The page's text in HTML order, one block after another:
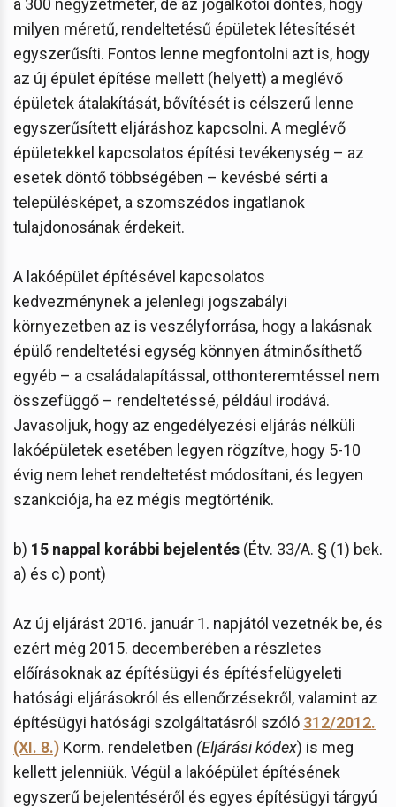
milyen méretű, rendeltetésű épületek létesítését
egyszerűsíti. Fontos lenne megfontolni azt is, hogy
az új épület építése mellett (helyett) a meglévő
épületek átalakítását, bővítését is célszerű lenne
egyszerűsített eljáráshoz kapcsolni. A meglévő
épületekkel kapcsolatos építési tevékenység – az
esetek döntő többségében – kevésbé sérti a
településképet, a szomszédos ingatlanok
tulajdonosának érdekeit.
A lakóépület építésével kapcsolatos
kedvezménynek a jelenlegi jogszabályi
környezetben az is veszélyforrása, hogy a lakásnak
épülő rendeltetési egység könnyen átminősíthető
egyéb – a családalapítással, otthonteremtéssel nem
összefüggő – rendeltetéssé, például irodává.
Javasoljuk, hogy az engedélyezési eljárás nélküli
lakóépületek esetében legyen rögzítve, hogy 5-10
évig nem lehet rendeltetést módosítani, és legyen
szankciója, ha ez mégis megtörténik.
b) 15 nappal korábbi bejelentés (Étv. 33/A. § (1) bek.
a) és c) pont)
Az új eljárást 2016. január 1. napjától vezetnék be, és
ezért még 2015. decemberében a részletes
előírásoknak az építésügyi és építésfelügyeleti
hatósági eljárásokról és ellenőrzésekről, valamint az
építésügyi hatósági szolgáltatásról szóló 312/2012.
(XI. 8.) Korm. rendeletben (Eljárási kódex) is meg
kellett jelenniük. Végül a lakóépület építésének
egyszerű bejelentéséről és egyes építésügyi tárgyú